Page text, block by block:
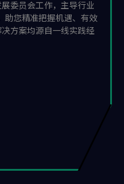
委员会工作，主导行业
助您精准把握机遇、有效
方案均源自一线实践经